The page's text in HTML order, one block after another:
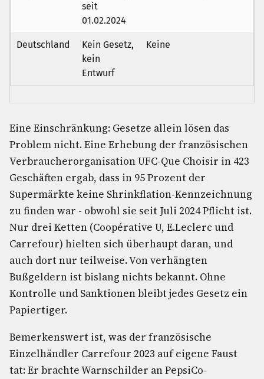
seit
01.02.2024
Deutschland
Kein Gesetz,
kein
Entwurf
Keine
Eine Einschränkung: Gesetze allein lösen das
Problem nicht. Eine Erhebung der französischen
Verbraucherorganisation UFC-Que Choisir in 423
Geschäften ergab, dass in 95 Prozent der
Supermärkte keine Shrinkflation-Kennzeichnung
zu finden war - obwohl sie seit Juli 2024 Pflicht ist.
Nur drei Ketten (Coopérative U, E.Leclerc und
Carrefour) hielten sich überhaupt daran, und
auch dort nur teilweise. Von verhängten
Bußgeldern ist bislang nichts bekannt. Ohne
Kontrolle und Sanktionen bleibt jedes Gesetz ein
Papiertiger.
Bemerkenswert ist, was der französische
Einzelhändler Carrefour 2023 auf eigene Faust
tat: Er brachte Warnschilder an PepsiCo-